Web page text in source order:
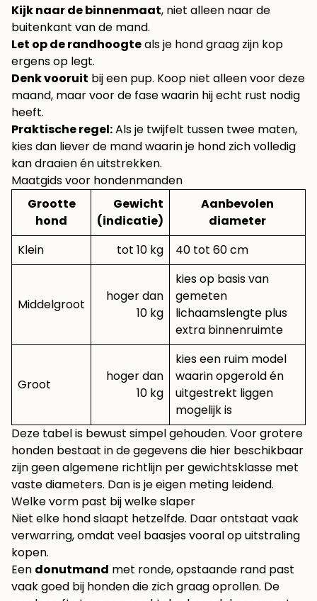
Kijk naar de binnenmaat, niet alleen naar de
buitenkant van de mand.
Let op de randhoogteals je hond graag zijn kop
ergens op legt.
Denk vooruit bij een pup. Koop niet alleen voor deze
maand, maar voor de fase waarin hij echt rust nodig
heeft.
Praktische regel:Als je twijfelt tussen twee maten,
kies dan liever de mand waarin je hond zich volledig
kan draaien én uitstrekken.
Maatgids voor hondenmanden
Grootte
hond
Gewicht
(indicatie)
Aanbevolen
diameter
Klein
tot 10 kg 40 tot 60 cm
Middelgroot
hoger dan
10 kg
kies op basis van
gemeten
lichaamslengte plus
extra binnenruimte
Groot
hoger dan
10 kg
kies een ruim model
waarin opgerold én
uitgestrekt liggen
mogelijk is
Deze tabel is bewust simpel gehouden. Voor grotere
honden bestaat in de gegevens die hier beschikbaar
zijn geen algemene richtlijn per gewichtsklasse met
vaste diameters. Dan is je eigen meting leidend.
Welke vorm past bij welke slaper
Niet elke hond slaapt hetzelfde. Daar ontstaat vaak
verwarring, omdat veel baasjes vooral op uitstraling
kopen.
Een donutmand met ronde, opstaande rand past
vaak goed bij honden die zich graag oprollen. De